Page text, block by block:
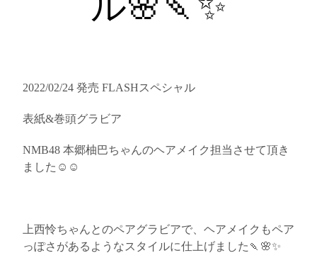
2022/02/24 発売 FLASHスペシャル
表紙&巻頭グラビア
NMB48 本郷柚巴ちゃんのヘアメイク担当させて頂き
ました☺︎☺︎
上西怜ちゃんとのペアグラビアで、ヘアメイクもペア
っぽさがあるようなスタイルに仕上げました🍡🌸✨